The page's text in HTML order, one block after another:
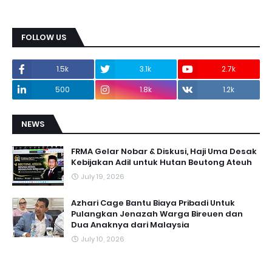
FOLLOW US
1.5k 3.1k
2.7k
500
1.8k 1.2k
NEWS
FRMA Gelar Nobar & Diskusi, Haji Uma Desak
Kebijakan Adil untuk Hutan Beutong Ateuh
July 19, 2026
Azhari Cage Bantu Biaya Pribadi Untuk
Pulangkan Jenazah Warga Bireuen dan
Dua Anaknya dari Malaysia
July 10, 2026